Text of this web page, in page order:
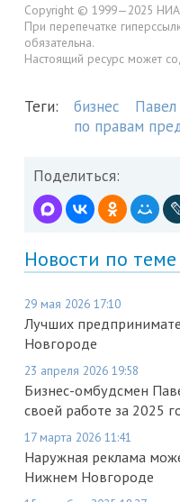
Copyright © 1999—2025
При перепечатке
обязательна.
Настоящий ресурс может
Теги: бизнес
по правам
Поделиться:
Новости по теме
29 мая 2026 17:10
Лучших
Новгороде
23 апреля 2026 19:58
Бизнес-омбудсмен
своей работе за 2025
17 марта 2026 11:41
Наружная реклама
Нижнем Новгороде